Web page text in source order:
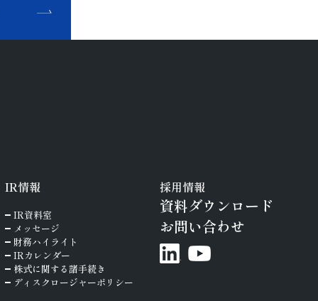
IR情報
IR資料室
メッセージ
財務ハイライト
IRカレンダー
株式に関する諸手続き
ディスクロージャーポリシー
採用情報
資料ダウンロード
お問い合わせ